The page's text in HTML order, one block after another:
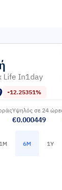
Life In1day
-12.25351%
Υψηλός σε 24
€0.000449
1M 6M 1Y